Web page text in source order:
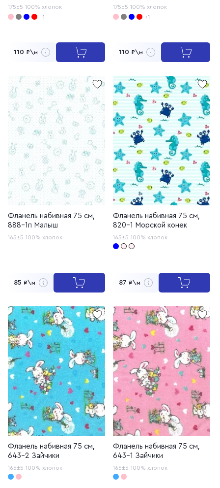
175±5 100% хлопок
+1
110 ₽\м
175±5 100% хлопок
+1
110 ₽\м
Фланель набивная 75 см,
888-1п Малыш
165±5 100% хлопок
85 ₽\м
Фланель набивная 75 см,
820-1 Морской конек
165±5 100% хлопок
87 ₽\м
Фланель набивная 75 см,
643-2 Зайчики
165±5 100% хлопок
Фланель набивная 75 см,
643-1 Зайчики
165±5 100% хлопок